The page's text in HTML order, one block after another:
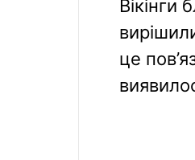
Вікінги
це